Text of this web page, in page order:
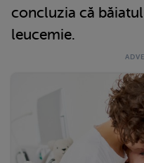
concluzia că
leucemie.